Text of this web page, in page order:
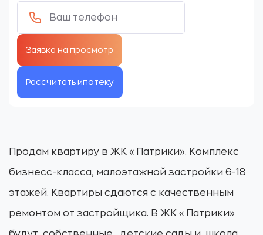
Рассчитать ипотеку
Продам квартиру в ЖК «Патрики». Комплекс
бизнесс-класса, малоэтажной застройки 6-18
этажей. Квартиры сдаются с качественным
ремонтом от застройщика. В ЖК «Патрики»